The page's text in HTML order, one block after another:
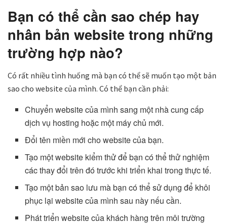
Bạn có thể cần sao chép hay
nhân bản website trong những
trường hợp nào?
Có rất nhiều tình huống mà bạn có thể sẽ muốn tạo một bản
sao cho website của mình. Có thể bạn cần phải:
Chuyển website của mình sang một nhà cung cấp
dịch vụ hosting hoặc một máy chủ mới.
Đổi tên miền mới cho website của bạn.
Tạo một website kiểm thử để bạn có thể thử nghiệm
các thay đổi trên đó trước khi triển khai trong thực tế.
Tạo một bản sao lưu mà bạn có thể sử dụng để khôi
phục lại website của mình sau này nếu cần.
Phát triển website của khách hàng trên môi trường